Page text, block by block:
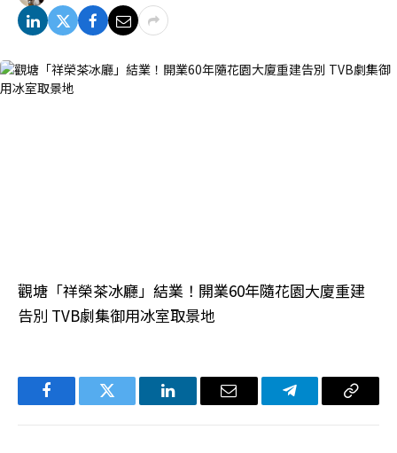
觀塘「祥榮茶冰廳」結業！開業60年隨花園大廈重建
告別 TVB劇集御用冰室取景地
FacebookTwitter LinkedIn电
Telegram复